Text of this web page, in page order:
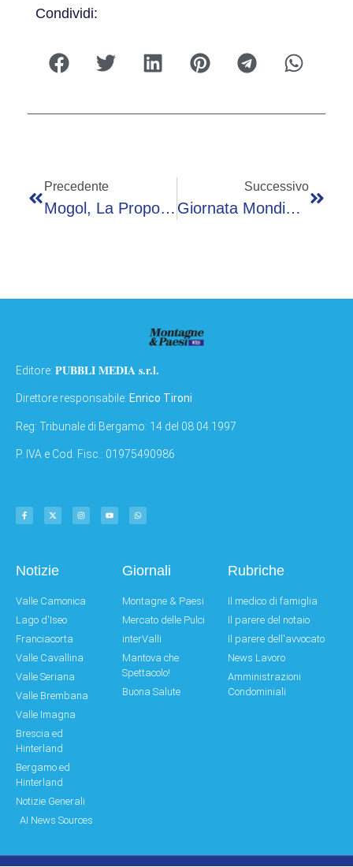
Condividi:
Precedente
Mogol, La Proposta Contro Le Canzoni Che Insultano Le Donne: “Multa Da 50 Mila Euro”
Successivo
Giornata Mondiale Sclerosi Multipla, Bellucci: “Aism Interpreta I Bisogni Delle Persone Fragili”
Editore: PUBBLI MEDIA s.r.l.
Direttore responsabile: Enrico Tironi
Reg: Tribunale di Bergamo: 14 del 08.04.1997
P. IVA e Cod. Fisc.: 01975490986
Notizie
Valle Camonica
Lago d'Iseo
Franciacorta
Valle Cavallina
Valle Seriana
Valle Brembana
Valle Imagna
Brescia ed
Hinterland
Bergamo ed
Hinterland
Notizie Generali
AI News Sources
Giornali
Montagne & Paesi
Mercato delle Pulci
interValli
Mantova che
Spettacolo!
Buona Salute
Rubriche
Il medico di famiglia
Il parere del notaio
Il parere dell'avvocato
News Lavoro
Amministrazioni
Condominiali